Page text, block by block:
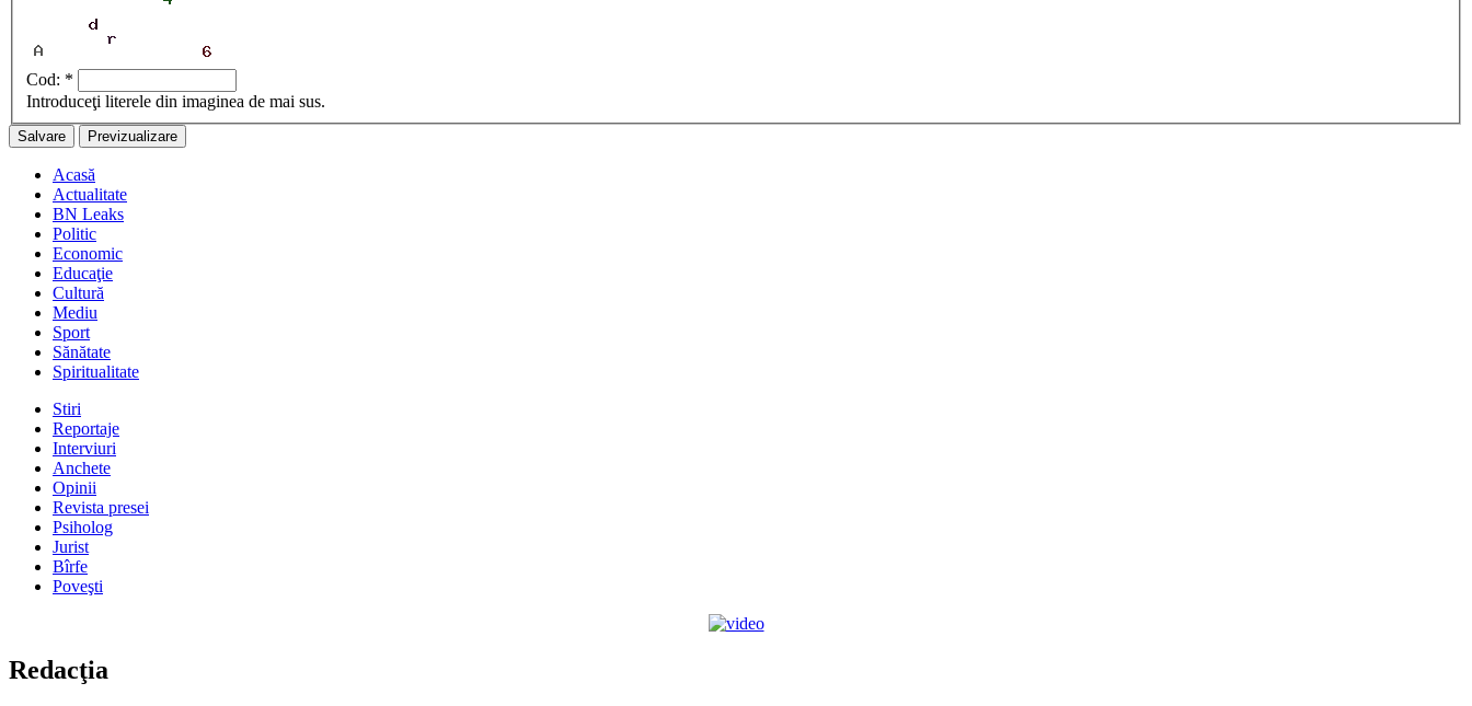
Cod: *
Introduceţi literele din imaginea de mai sus.
Acasă
Actualitate
BN Leaks
Politic
Economic
Educaţie
Cultură
Mediu
Sport
Sănătate
Spiritualitate
Stiri
Reportaje
Interviuri
Anchete
Opinii
Revista presei
Psiholog
Jurist
Bîrfe
Poveşti
Redacţia